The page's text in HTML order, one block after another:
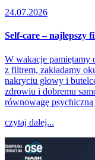
24.07.2026
Self-care – najlepszy
W wakacje pamiętamy
z filtrem, zakładamy
nakryciu głowy i
zdrowiu i dobremu
równowagę
czytaj dalej...